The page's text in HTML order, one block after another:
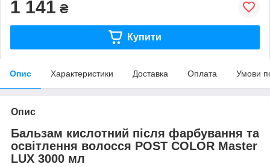
1 141 ₴
Купити
Опис Характеристики Доставка Оплата Умови
Опис
Бальзам кислотний після фарбування та
освітлення волосся POST COLOR Master
LUX 3000 мл